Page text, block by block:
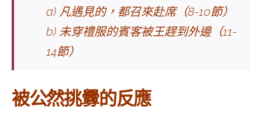
a) 凡遇見的，都召來赴席（8-10節）
b) 未穿禮服的賓客被王趕到外邊（11-
14節）
被公然挑釁的反應